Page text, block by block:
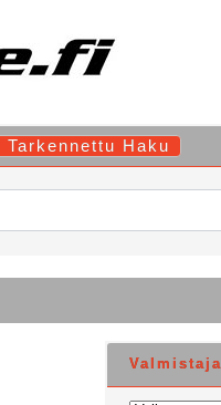
Tarkennettu Haku
Valmistaja